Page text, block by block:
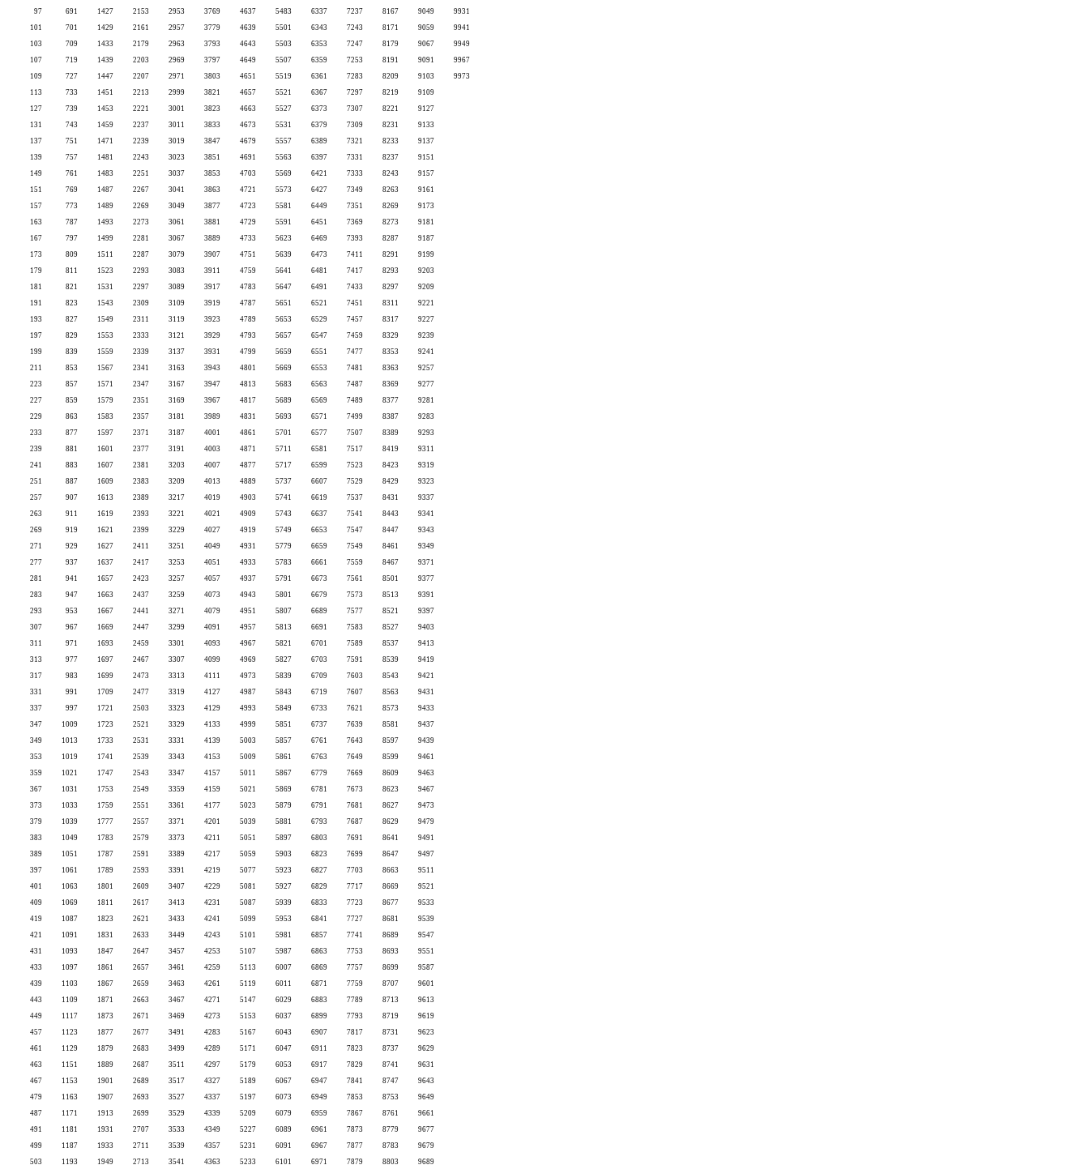
97
691 1427 2153 2953 3769 4637 5483 6337 7237 8167 9049
9931
101
701 1429 2161 2957 3779 4639 5501 6343 7243 8171 9059
9941
103
709 1433 2179 2963 3793 4643 5503 6353 7247 8179 9067
9949
107
719 1439 2203 2969 3797 4649 5507 6359 7253 8191 9091
9967
109
727 1447 2207 2971 3803 4651 5519 6361 7283 8209 9103
9973
113
733 1451 2213 2999 3821 4657 5521 6367 7297 8219
9109
127
739 1453 2221 3001 3823 4663 5527 6373 7307 8221
9127
131
743 1459 2237 3011 3833 4673 5531 6379 7309 8231
9133
137
751 1471 2239 3019 3847 4679 5557 6389 7321 8233
9137
139
757 1481 2243 3023 3851 4691 5563 6397 7331 8237
9151
149
761 1483 2251 3037 3853 4703 5569 6421 7333 8243
9157
151
769 1487 2267 3041 3863 4721 5573 6427 7349 8263
9161
157
773 1489 2269 3049 3877 4723 5581 6449 7351 8269
9173
163
787 1493 2273 3061 3881 4729 5591 6451 7369 8273
9181
167
797 1499 2281 3067 3889 4733 5623 6469 7393 8287
9187
173
809 1511 2287 3079 3907 4751 5639 6473 7411 8291
9199
179
811 1523 2293 3083 3911 4759 5641 6481 7417 8293
9203
181
821 1531 2297 3089 3917 4783 5647 6491 7433 8297
9209
191
823 1543 2309 3109 3919 4787 5651 6521 7451 8311
9221
193
827 1549 2311 3119 3923 4789 5653 6529 7457 8317
9227
197
829 1553 2333 3121 3929 4793 5657 6547 7459 8329
9239
199
839 1559 2339 3137 3931 4799 5659 6551 7477 8353
9241
211
853 1567 2341 3163 3943 4801 5669 6553 7481 8363
9257
223
857 1571 2347 3167 3947 4813 5683 6563 7487 8369
9277
227
859 1579 2351 3169 3967 4817 5689 6569 7489 8377
9281
229
863 1583 2357 3181 3989 4831 5693 6571 7499 8387
9283
233
877 1597 2371 3187 4001 4861 5701 6577 7507 8389
9293
239
881 1601 2377 3191 4003 4871 5711 6581 7517 8419
9311
241
883 1607 2381 3203 4007 4877 5717 6599 7523 8423
9319
251
887 1609 2383 3209 4013 4889 5737 6607 7529 8429
9323
257
907 1613 2389 3217 4019 4903 5741 6619 7537 8431
9337
263
911 1619 2393 3221 4021 4909 5743 6637 7541 8443
9341
269
919 1621 2399 3229 4027 4919 5749 6653 7547 8447
9343
271
929 1627 2411 3251 4049 4931 5779 6659 7549 8461
9349
277
937 1637 2417 3253 4051 4933 5783 6661 7559 8467
9371
281
941 1657 2423 3257 4057 4937 5791 6673 7561 8501
9377
283
947 1663 2437 3259 4073 4943 5801 6679 7573 8513
9391
293
953 1667 2441 3271 4079 4951 5807 6689 7577 8521
9397
307
967 1669 2447 3299 4091 4957 5813 6691 7583 8527
9403
311
971 1693 2459 3301 4093 4967 5821 6701 7589 8537
9413
313
977 1697 2467 3307 4099 4969 5827 6703 7591 8539
9419
317
983 1699 2473 3313 4111 4973 5839 6709 7603 8543
9421
331
991 1709 2477 3319 4127 4987 5843 6719 7607 8563
9431
337
997 1721 2503 3323 4129 4993 5849 6733 7621 8573
9433
347
1009 1723 2521 3329 4133 4999 5851 6737 7639 8581
9437
349
1013 1733 2531 3331 4139 5003 5857 6761 7643 8597
9439
353
1019 1741 2539 3343 4153 5009 5861 6763 7649 8599
9461
359
1021 1747 2543 3347 4157 5011 5867 6779 7669 8609
9463
367
1031 1753 2549 3359 4159 5021 5869 6781 7673 8623
9467
373
1033 1759 2551 3361 4177 5023 5879 6791 7681 8627
9473
379
1039 1777 2557 3371 4201 5039 5881 6793 7687 8629
9479
383
1049 1783 2579 3373 4211 5051 5897 6803 7691 8641
9491
389
1051 1787 2591 3389 4217 5059 5903 6823 7699 8647
9497
397
1061 1789 2593 3391 4219 5077 5923 6827 7703 8663
9511
401
1063 1801 2609 3407 4229 5081 5927 6829 7717 8669
9521
409
1069 1811 2617 3413 4231 5087 5939 6833 7723 8677
9533
419
1087 1823 2621 3433 4241 5099 5953 6841 7727 8681
9539
421
1091 1831 2633 3449 4243 5101 5981 6857 7741 8689
9547
431
1093 1847 2647 3457 4253 5107 5987 6863 7753 8693
9551
433
1097 1861 2657 3461 4259 5113 6007 6869 7757 8699
9587
439
1103 1867 2659 3463 4261 5119 6011 6871 7759 8707
9601
443
1109 1871 2663 3467 4271 5147 6029 6883 7789 8713
9613
449
1117 1873 2671 3469 4273 5153 6037 6899 7793 8719
9619
457
1123 1877 2677 3491 4283 5167 6043 6907 7817 8731
9623
461
1129 1879 2683 3499 4289 5171 6047 6911 7823 8737
9629
463
1151 1889 2687 3511 4297 5179 6053 6917 7829 8741
9631
467
1153 1901 2689 3517 4327 5189 6067 6947 7841 8747
9643
479
1163 1907 2693 3527 4337 5197 6073 6949 7853 8753
9649
487
1171 1913 2699 3529 4339 5209 6079 6959 7867 8761
9661
491
1181 1931 2707 3533 4349 5227 6089 6961 7873 8779
9677
499
1187 1933 2711 3539 4357 5231 6091 6967 7877 8783
9679
503
1193 1949 2713 3541 4363 5233 6101 6971 7879 8803 9689